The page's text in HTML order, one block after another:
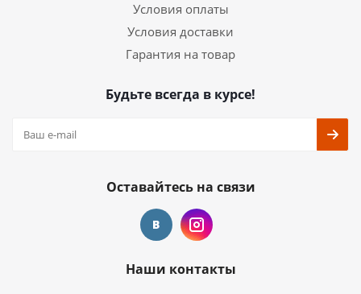
Условия оплаты
Условия доставки
Гарантия на товар
Будьте всегда в курсе!
Оставайтесь на связи
Наши контакты